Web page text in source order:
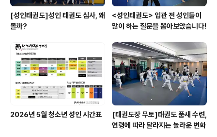
[성인태권도]성인 태권도 심사, 왜
볼까?
<성인태권도> 입관 전 성인들이
많이 하는 질문을 뽑아보았습니다!
2026년 5월 청소년 성인 시간표
[태권도장 무토]태권도 품새 수련,
연령에 따라 달라지는 놀라운 변화